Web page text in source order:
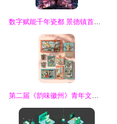
数字赋能千年瓷都 景德镇首届数字陶瓷藏品全球创作大赛启幕
第二届《韵味徽州》青年文化创意大赛结果揭晓 数字文化创意内容应用服务类获奖作品公示